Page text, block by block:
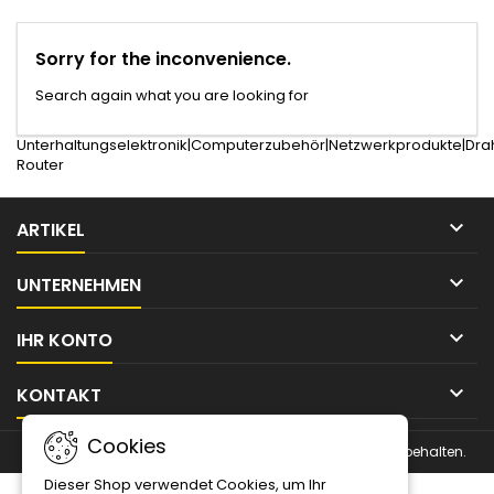
Sorry for the inconvenience.
Search again what you are looking for
Router
ARTIKEL 
UNTERNEHMEN 
IHR KONTO 
KONTAKT 
Cookies
Dieser Shop verwendet Cookies, um Ihr
© Urheberrecht 2026 Magnin Solutions IT. Alle Rechte vorbehalten.